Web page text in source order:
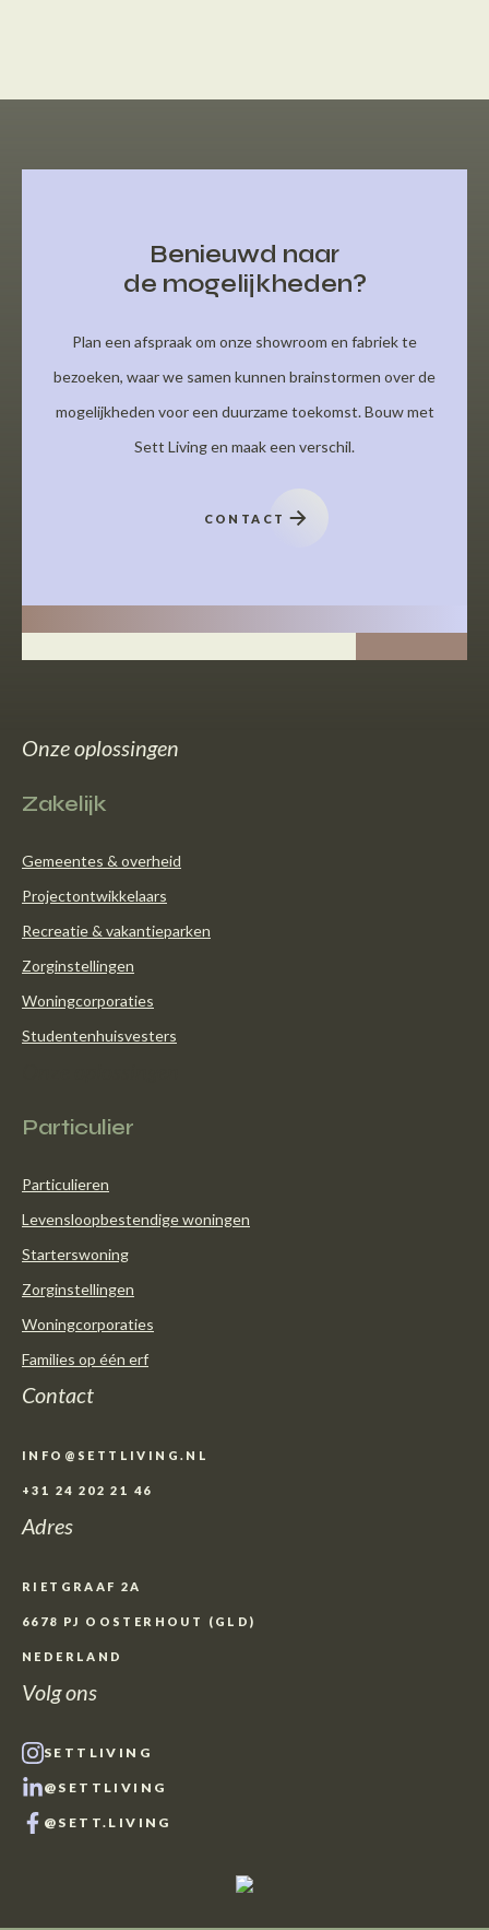
Benieuwd naar
de mogelijkheden?
Plan een afspraak om onze showroom en fabriek te
bezoeken, waar we samen kunnen brainstormen over de
mogelijkheden voor een duurzame toekomst. Bouw met
Sett Living en maak een verschil.
CONTACT
Onze oplossingen
Zakelijk
Gemeentes & overheid
Projectontwikkelaars
Recreatie & vakantieparken
Zorginstellingen
Woningcorporaties
Studentenhuisvesters
Particulier
Particulieren
Levensloopbestendige woningen
Starterswoning
Zorginstellingen
Woningcorporaties
Families op één erf
Contact
INFO@SETTLIVING.NL
+31 24 202 21 46
Adres
RIETGRAAF 2A
6678 PJ OOSTERHOUT (GLD)
NEDERLAND
Volg ons
SETTLIVING
@SETTLIVING
@SETT.LIVING